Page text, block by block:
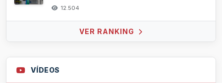
12.504
VER RANKING
VÍDEOS